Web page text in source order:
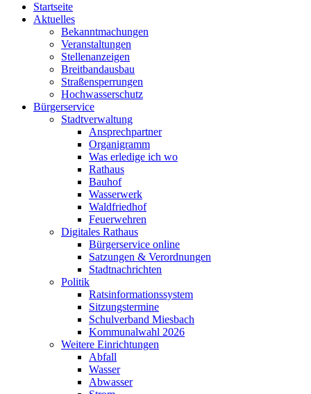
Startseite
Aktuelles
Bekanntmachungen
Veranstaltungen
Stellenanzeigen
Breitbandausbau
Straßensperrungen
Hochwasserschutz
Bürgerservice
Stadtverwaltung
Ansprechpartner
Organigramm
Was erledige ich wo
Rathaus
Bauhof
Wasserwerk
Waldfriedhof
Feuerwehren
Digitales Rathaus
Bürgerservice online
Satzungen & Verordnungen
Stadtnachrichten
Politik
Ratsinformationssystem
Sitzungstermine
Schulverband Miesbach
Kommunalwahl 2026
Weitere Einrichtungen
Abfall
Wasser
Abwasser